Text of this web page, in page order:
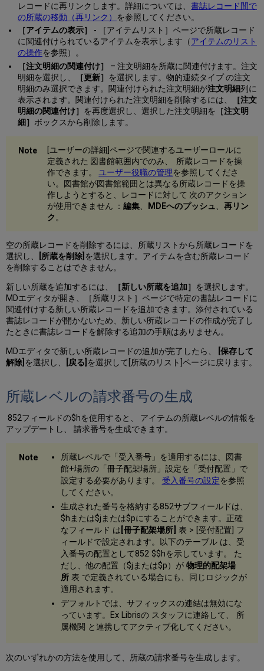
レコードに再リンクします。詳細については、 書誌レコード間で
の所蔵の移動（再リンク）
を参照してください。
［アイテムの表示］
- ［アイテムリスト］ページで所蔵レコード
に関連付けられているアイテムを表示します（アイテムのリスト
の操作を参照）。
［注文明細の関連付け］
– 注文明細を所蔵に関連付けます。注文
明細を選択し、
［更新］
を選択します。物的連続タイプ の注文
明細のみ選択できます。関連付けられた注文明細が注文明細列に
表示されます。関連付けられた注文明細を削除するには、
［注文
明細の関連付け］
を再度選択し、選択した注文明細を ［注文明
細］ ボックスから削除します。
[ユーザーの詳細]ページで関連するユーザーロールに
定義された 図書館範囲内でのみ、 所蔵レコードを操
作できます。 ユーザー役職の管理を参照してくださ
い。図書館が図書館範囲とは異なる所蔵レコードを操
作しようとすると、レコードに対して 次のアクション
が使用できません ：編集 MDEへのプッシュ 、再リン
ク 。
空の所蔵レコードを削除するには、所蔵リストから所蔵レコードを
選択し、
[所蔵を削除] を選択します。アイテムを含む所蔵レコード
を削除することはできません。
新しい所蔵を追加するには、 ［新しい所蔵を追加］
を選択します。
MDエディタが開き、［所蔵リスト］ページで特定の書誌レコードに
関連付けする新しい所蔵レコードを追加できます。添付されている
書誌レコードが開かないため、新しい所蔵レコードの作成が完了し
たときに書誌レコードを解除する追加の手順はありません。
MDエディタで新しい所蔵レコードの追加が完了したら、
[保存して
解除] を選択し、 [戻る] を選択して[所蔵のリスト]ページに戻ります。
所蔵レベルの請求番号の生成
852フィールドの$hを使用すると、 アイテムの所蔵レベルの情報を
アップデートし、 請求番号を生成できます。
所蔵レベルで「受入番号」を適用するには、図書
館+場所の「冊子配架場所」設定を「受付配置」で
設定する必要があります。 受入番号の設定を参照
してください。
生成された番号を格納する852サブフィールドは、
$hまたは$jまたは$pにすることができます。正確
なフィールド は [冊子配架場所] 表 > [受付配置] フ
ィールドで設定されます。以下のテーブル は、受
入番号の配置として852 $$hを示しています。 た
だし、他の配置（$jまたは$p）が 物理的配架場
所表 で定義されている場合にも、同じロジックが
適用されます。
デフォルトでは、サフィックスの連結は無効にな
っています。Ex Librisの スタッフに連絡して、 所
属機関 と連携してアクティブ化してください。
次のいずれかの方法を使用して、所蔵の請求番号を生成します。